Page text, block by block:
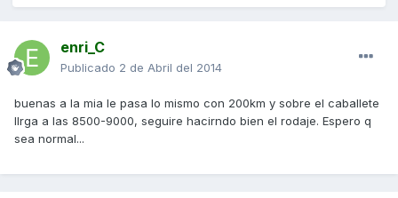
enri_C
Publicado 2 de Abril del 2014
buenas a la mia le pasa lo mismo con 200km y sobre el caballete
llrga a las 8500-9000, seguire hacirndo bien el rodaje. Espero q
sea normal...